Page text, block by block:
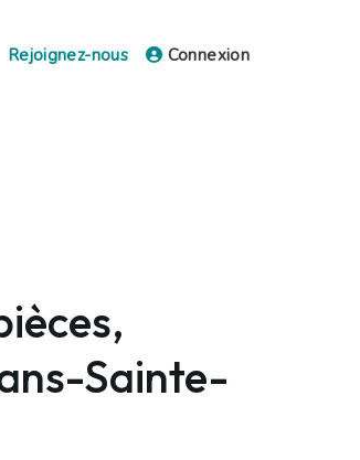
Rejoignez-nous Connexion
Sainte-